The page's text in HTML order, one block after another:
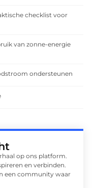
checklist voor
van zonne-energie
ondersteunen
op ons platform.
en verbinden.
een community waar